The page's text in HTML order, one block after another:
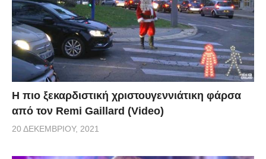
Η πιο ξεκαρδιστική χριστουγεννιάτικη φάρσα
από τον Remi Gaillard (Video)
20 ΔΕΚΕΜΒΡΊΟΥ, 2021